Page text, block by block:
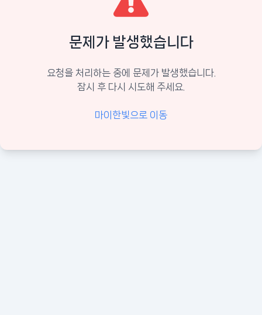
문제가 발생했습니다
요청을 처리하는 중에 문제가 발생했습니다.
잠시 후 다시 시도해 주세요.
마이한빛으로 이동